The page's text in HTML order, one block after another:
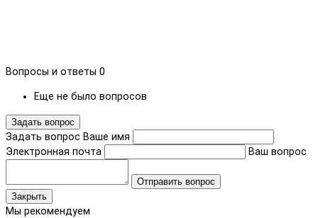
Вопросы и ответы 0
Еще не было вопросов
Задать вопрос
Задать вопрос Ваше имя
Электронная почта
Ваш вопрос
Отправить вопрос
Закрыть
Мы рекомендуем